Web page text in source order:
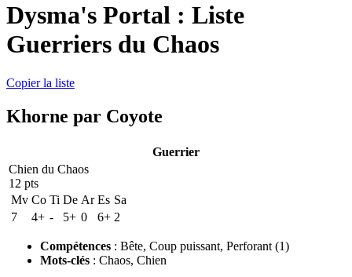
Dysma's Portal : Liste
Guerriers du Chaos
Copier la liste
Khorne par Coyote
Guerrier
Chien du Chaos
12 pts
Mv Co Ti De Ar Es Sa
7
4+ - 5+ 0 6+ 2
Compétences : Bête, Coup puissant, Perforant (1)
Mots-clés : Chaos, Chien